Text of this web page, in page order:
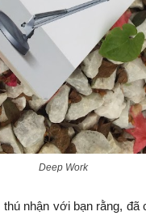
Deep Work
thú nhận với bạn rằng, đã